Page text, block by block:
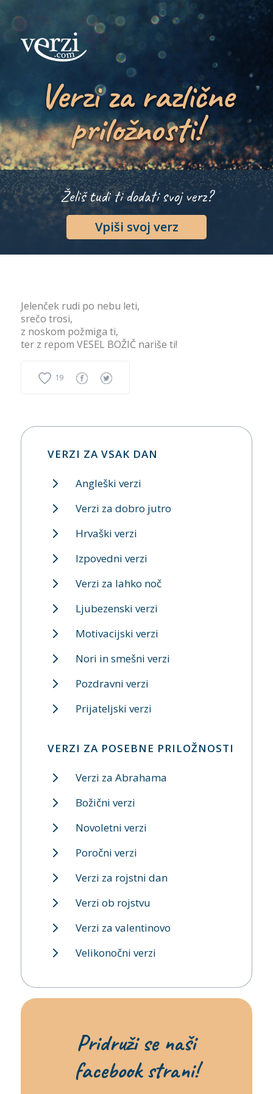
Verzi za različne
priložnosti!
Želiš tudi ti dodati svoj verz?
Vpiši svoj verz
Jelenček rudi po nebu leti,
srečo trosi,
z noskom požmiga ti,
ter z repom VESEL BOŽIČ nariše ti!
19
VERZI ZA VSAK DAN
Angleški verzi
Verzi za dobro jutro
Hrvaški verzi
Izpovedni verzi
Verzi za lahko noč
Ljubezenski verzi
Motivacijski verzi
Nori in smešni verzi
Pozdravni verzi
Prijateljski verzi
VERZI ZA POSEBNE PRILOŽNOSTI
Verzi za Abrahama
Božični verzi
Novoletni verzi
Poročni verzi
Verzi za rojstni dan
Verzi ob rojstvu
Verzi za valentinovo
Velikonočni verzi
Pridruži se naši
facebook strani!